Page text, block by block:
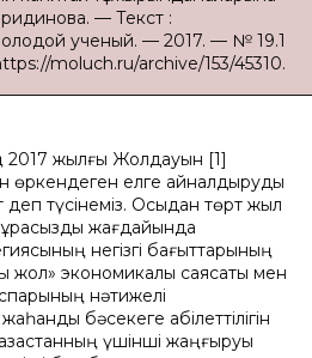
— Текст :
ученый. — 2017. — № 19.1
moluch.ru/archive/153/45310.
жылғы Жолдауын [1]
өркендеген елге айналдыруды
деп түсінеміз. Осыдан төрт жыл
жағдайында
негізгі бағыттарының
жол» экономикалық саясаты мен
нәтижелі
бәсекеге қабілеттілігін
үшінші жаңғыруы